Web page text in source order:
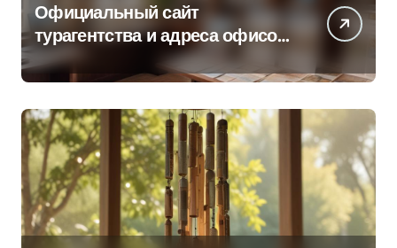
Официальный сайт
турагентства и адреса офисов
продаж по регионам